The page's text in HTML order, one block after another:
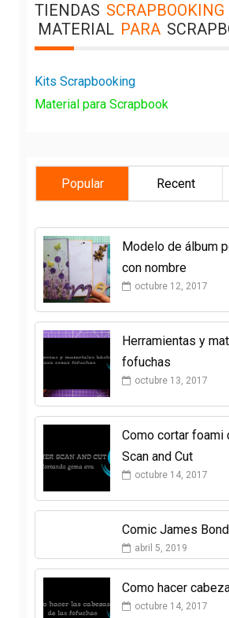
TIENDAS SCRAPBOOKING
MATERIAL PARA
Kits Scrapbooking
Material para Scrapbook
Popular Recent
Modelo de álbum
con nombre
octubre 12, 2017
Herramientas y
fofuchas
octubre 13, 2017
Como cortar foami
Scan and Cut
octubre 14, 2017
Comic James
abril 5, 2019
Como hacer
octubre 14, 2017